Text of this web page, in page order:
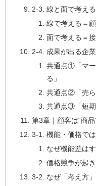
2-3. 線と面で考え
線で考える＝
面で考える＝
2-4. 成果が出る企
共通点①「マ
る」
共通点②「売ら
共通点③「短期
第3章｜顧客は“商
3-1. 機能・価格で
なぜ機能差は
価格競争が起
3-2. なぜ「考え方